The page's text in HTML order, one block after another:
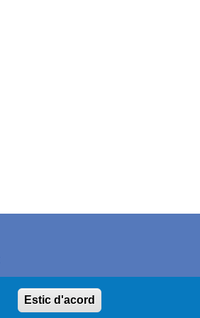
Estic d'acord